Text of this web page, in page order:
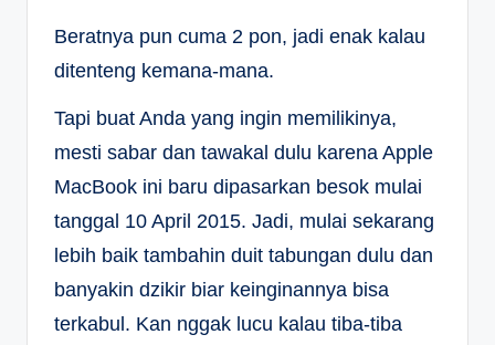
Beratnya pun cuma 2 pon, jadi enak kalau
ditenteng kemana-mana.
Tapi buat Anda yang ingin memilikinya,
mesti sabar dan tawakal dulu karena Apple
MacBook ini baru dipasarkan besok mulai
tanggal 10 April 2015. Jadi, mulai sekarang
lebih baik tambahin duit tabungan dulu dan
banyakin dzikir biar keinginannya bisa
terkabul. Kan nggak lucu kalau tiba-tiba